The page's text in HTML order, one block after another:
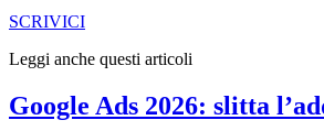
SCRIVICI
Leggi anche questi articoli
Google Ads 2026: slitta